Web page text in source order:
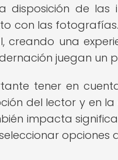
disposición de
con las
creando una
juegan un
tener en
del lector y en
impacta